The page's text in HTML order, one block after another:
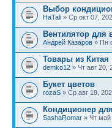
Выбор
HaTali » Ср окт 07,
Вентилятор для
Андрей Казаров » Пн
Товары из Китая
demko12 » Чт авг 20,
Букет цветов
rozaS » Ср авг 19,
Кондиционер
SashaRomar » Чт май